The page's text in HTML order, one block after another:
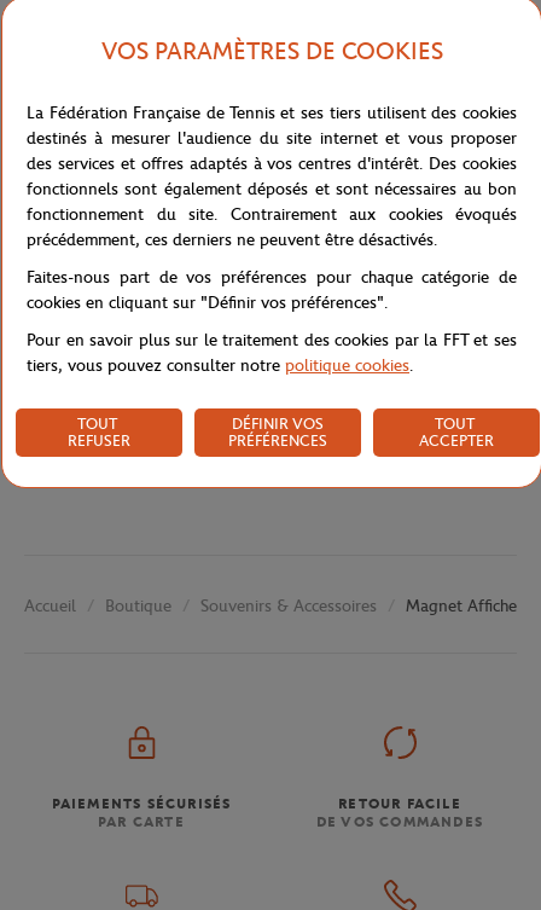
creuses qui fusent sur un fond de court, créant ainsi une
composition dynamique et vivante. Les lignes de démarcation
rappellent la rigueur du jeu. Cette affiche incarne parfaitement la
rencontre entre l’art, la musique et le sport, et rend hommage à la
créativité et à la justesse qui caractérisent aussi bien le jazz que le
tennis à Roland-Garros.
Référence :MAG-FFT0025-TU
Caractéristiques
Livraison et retours
Accueil Boutique Souvenirs & Accessoires Magnet Affiche
PAIEMENTS SÉCURISÉS
PAR CARTE
RETOUR FACILE
DE VOS COMMANDES
VOS PARAMÈTRES DE COOKIES
La Fédération Française de Tennis et ses tiers utilisent des cookies
destinés à mesurer l'audience du site internet et vous proposer
des services et offres adaptés à vos centres d'intérêt. Des cookies
fonctionnels sont également déposés et sont nécessaires au bon
fonctionnement du site. Contrairement aux cookies évoqués
précédemment, ces derniers ne peuvent être désactivés.
Faites-nous part de vos préférences pour chaque catégorie de
cookies en cliquant sur "Définir vos préférences".
Pour en savoir plus sur le traitement des cookies par la FFT et ses
tiers, vous pouvez consulter notre politique cookies.
TOUT
REFUSER
DÉFINIR VOS
PRÉFÉRENCES
TOUT
ACCEPTER